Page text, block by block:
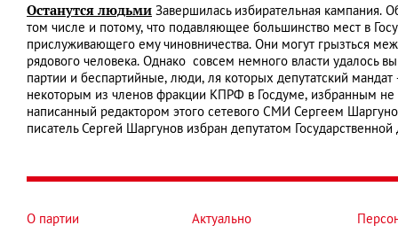
Останутся людьми Завершилась избирательная кампания.
том числе и потому, что подавляющее большинство мест в
прислуживающего ему чиновничества. Они могут грызться
рядового человека. Однако совсем немного власти удалось
партии и беспартийные, люди, ля которых депутатский
некоторым из членов фракции КПРФ в Госдуме, избранным не
написанный редактором этого сетевого СМИ Сергеем
писатель Сергей Шаргунов избран депутатом
О партии Актуально